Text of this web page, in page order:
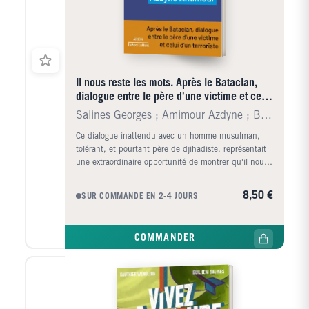
Il nous reste les mots. Après le Bataclan,
dialogue entre le père d'une victime et celui
d'un terror
Salines Georges ; Amimour Azdyne ; Boussois Sébast
Ce dialogue inattendu avec un homme musulman,
tolérant, et pourtant père de djihadiste, représentait
une extraordinaire opportunité de montrer qu'il nous
entre nous, alors nous pouvions abattre les murs de
méfiance, d'incompréhension, et parfois de haine,
confiance et d'amitié qui nous unit. Nous avons
et prévenir. Nous avons remonté le temps, tissé le fil
de nos vies et de celles de nos enfants. Pour qu'une
telle horreur ne se répète jamais plus. " Azdyne
Amimour. Georges Salines a perdu sa fille Lola dans
SUR COMMANDE EN 2-4 JOURS 8,50 €
COMMANDER